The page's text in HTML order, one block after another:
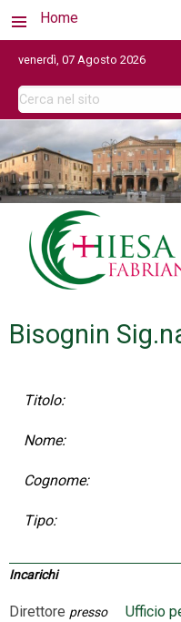
Home
venerdì, 07 Agosto 2026
Bisognin
Titolo:
Nome:
Cognome:
Tipo:
Incarichi
Direttore presso Ufficio